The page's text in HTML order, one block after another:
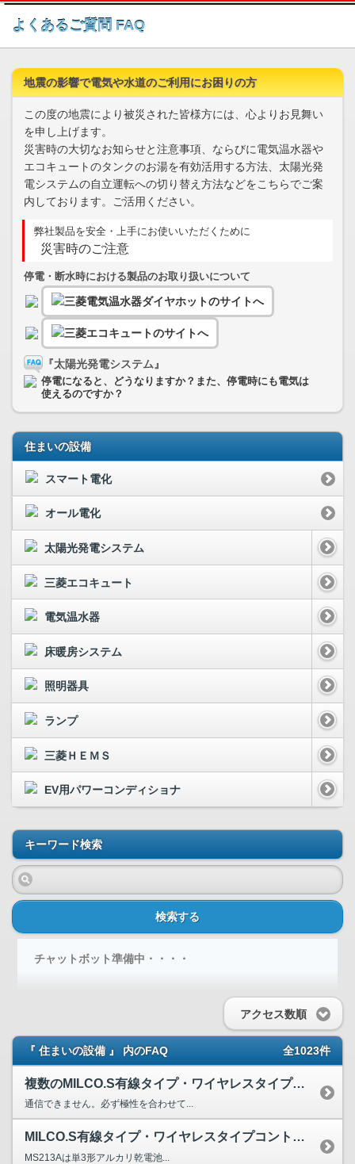
このページの本文へ
よくあるご質問 FAQ
地震の影響で電気や水道のご利用にお困りの方
この度の地震により被災された皆様方には、心よりお見舞い
を申し上げます。
災害時の大切なお知らせと注意事項、ならびに電気温水器や
エコキュートのタンクのお湯を有効活用する方法、太陽光発
電システムの自立運転への切り替え方法などをこちらでご案
内しております。ご活用ください。
弊社製品を安全・上手にお使いいただくために
災害時のご注意
停電・断水時における製品のお取り扱いについて
『太陽光発電システム』
停電になると、どうなりますか？また、停電時にも電気は
使えるのですか？
住まいの設備
スマート電化
オール電化
太陽光発電システム
三菱エコキュート
電気温水器
床暖房システム
照明器具
ランプ
三菱ＨＥＭＳ
EV用パワーコンディショナ
キーワード検索
検索する
チャットボット準備中・・・・
アクセス数順
『 住まいの設備 』 内のFAQ 全1023件
複数のMILCO.S有線タイプ・ワイヤレスタイプコントロー...
通信できません。必ず極性を合わせて...
MILCO.S有線タイプ・ワイヤレスタイプコントローラに使...
MS213Aは単3形アルカリ乾電池...